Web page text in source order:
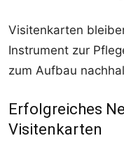
Visitenkarten
Instrument zur
zum Aufbau
Erfolgreiches
Visitenkarten